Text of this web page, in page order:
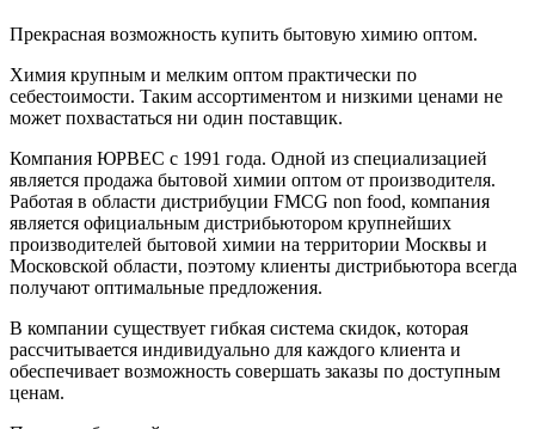
Прекрасная возможность купить бытовую химию оптом.
Химия крупным и мелким оптом практически по
себестоимости. Таким ассортиментом и низкими ценами не
может похвастаться ни один поставщик.
Компания ЮРВЕС с 1991 года. Одной из специализацией
является продажа бытовой химии оптом от производителя.
Работая в области дистрибуции FMCG non food, компания
является официальным дистрибьютором крупнейших
производителей бытовой химии на территории Москвы и
Московской области, поэтому клиенты дистрибьютора всегда
получают оптимальные предложения.
В компании существует гибкая система скидок, которая
рассчитывается индивидуально для каждого клиента и
обеспечивает возможность совершать заказы по доступным
ценам.